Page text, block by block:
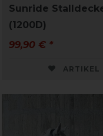
Sunride
(1200D)
99,90 € *
ARTIKEL